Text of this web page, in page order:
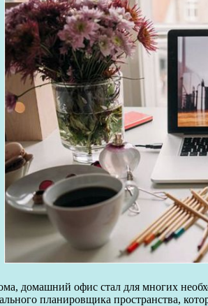
домашний офис стал для многих
планировщика пространства,